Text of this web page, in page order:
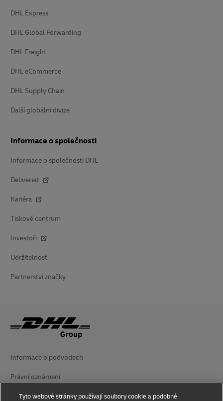
DHL Express
DHL Global Forwarding
DHL Freight
DHL eCommerce
DHL Supply Chain
Další globální divize
Informace o společnosti
Informace o společnosti DHL
Delivered
Kariéra
Tiskové centrum
Investoři
Udržitelnost
Partnerství značky
Informace o podvodech
Právní oznámení
Smluvní podmínky
Tyto webové stránky používají soubory cookie a podobné